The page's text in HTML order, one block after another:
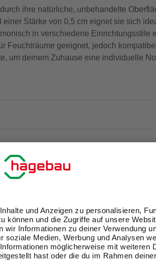
ihre natürliche, unbehandelte
Stärke von 0,5 cm eignet sie sich
in verschiedene Einrichtungsstile
Feuchträume geeignet, jedoch
um deinem Zuhause eine individuelle